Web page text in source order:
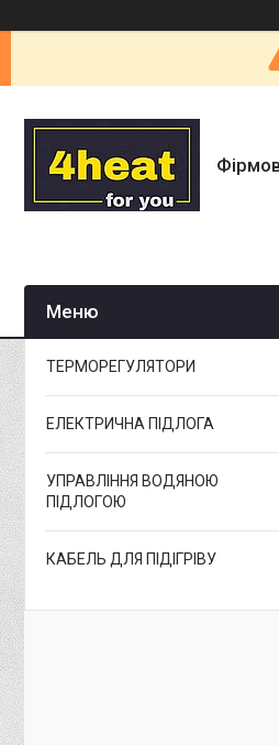
ТЕРМОРЕГУЛЯТОРИ
ЕЛЕКТРИЧНА ПІДЛОГА
УПРАВЛІННЯ ВОДЯНОЮ
ПІДЛОГОЮ
КАБЕЛЬ ДЛЯ ПІДІГРІВУ